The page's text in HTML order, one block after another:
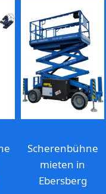
Scherenbühne
mieten in
Ebersberg